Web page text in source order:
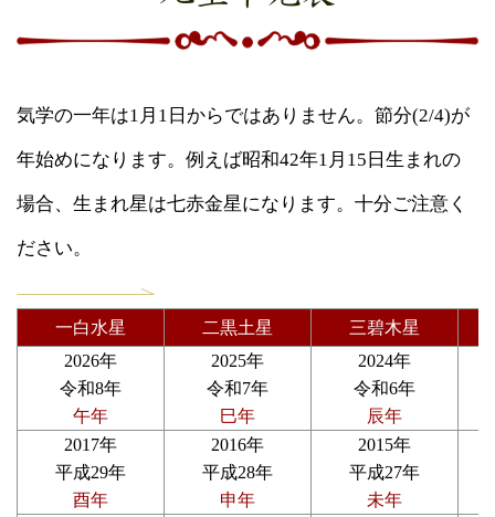
気学の一年は1月1日からではありません。節分(2/4)が
年始めになります。例えば昭和42年1月15日生まれの
場合、生まれ星は七赤金星になります。十分ご注意く
ださい。
一白水星 二黒土星
三碧木星
2026年
令和8年
午年
2025年
令和7年
巳年
2024年
令和6年
辰年
2017年
平成29年
酉年
2016年
平成28年
申年
2015年
平成27年
未年